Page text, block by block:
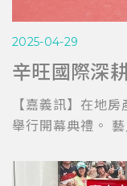
2025-04-29
【嘉義訊】在地
舉行開幕典禮。